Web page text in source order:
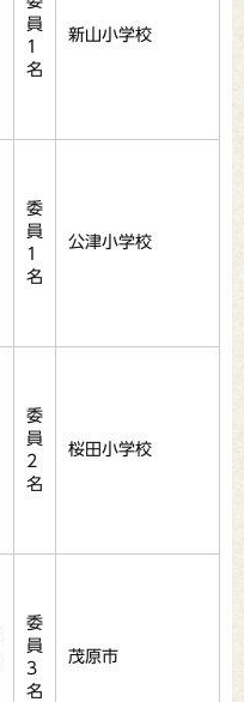
員
1
名
新山小学校
委
員
1
名
公津小学校
委
員
2
名
桜田小学校
委
員
3
名
茂原市